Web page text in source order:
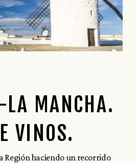
LA MANCHA.
VINOS.
Región haciendo un recorrido